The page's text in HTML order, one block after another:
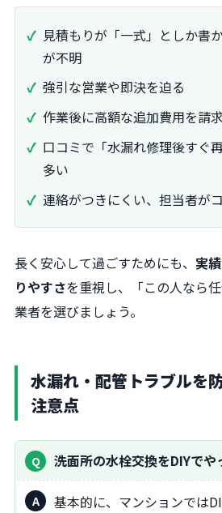
見積もりが「一式」としか書
が不明
強引な営業や即決を迫る
作業後に高額な追加費用を請
口コミで「水漏れ修理後すぐ
多い
連絡がつきにくい、担当者が
長く安心して過ごすためにも、 実
りやすさを重視し、「この人なら
業者を選びましょう。
水漏れ・配管トラブルを
注意点
洗面所の水栓交換をDIYで
基本的に、マンションではDIYはおすすめしませ